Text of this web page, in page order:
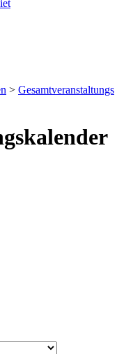
> Gesamtveranstaltungs